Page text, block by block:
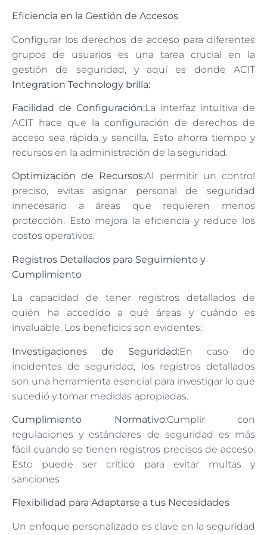
Eficiencia en la Gestión de Accesos
Configurar los derechos de acceso para diferentes
grupos de usuarios es una tarea crucial en la
gestión de seguridad, y aquí es donde ACIT
Integration Technology brilla:
Facilidad de Configuración:La interfaz intuitiva de
ACIT hace que la configuración de derechos de
acceso sea rápida y sencilla. Esto ahorra tiempo y
recursos en la administración de la seguridad.
Optimización de Recursos:Al permitir un control
preciso, evitas asignar personal de seguridad
innecesario a áreas que requieren menos
protección. Esto mejora la eficiencia y reduce los
costos operativos.
Registros Detallados para Seguimiento y
Cumplimiento
La capacidad de tener registros detallados de
quién ha accedido a qué áreas y cuándo es
invaluable. Los beneficios son evidentes:
Investigaciones de Seguridad:En caso de
incidentes de seguridad, los registros detallados
son una herramienta esencial para investigar lo que
sucedió y tomar medidas apropiadas.
Cumplimiento Normativo:Cumplir con
regulaciones y estándares de seguridad es más
fácil cuando se tienen registros precisos de acceso.
Esto puede ser crítico para evitar multas y
sanciones
Flexibilidad para Adaptarse a tus Necesidades
Un enfoque personalizado es clave en la seguridad